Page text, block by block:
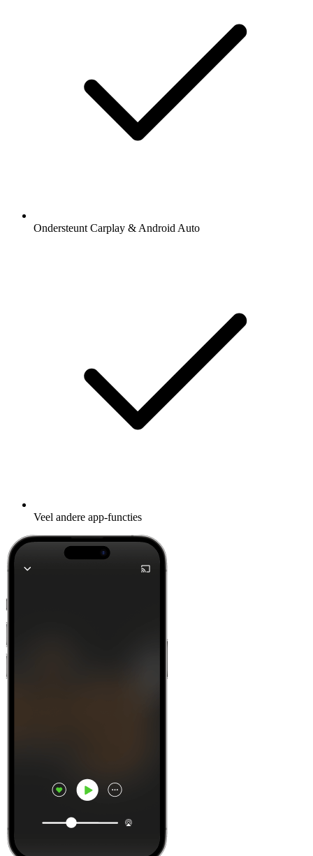
Ondersteunt Carplay & Android Auto
Veel andere app-functies